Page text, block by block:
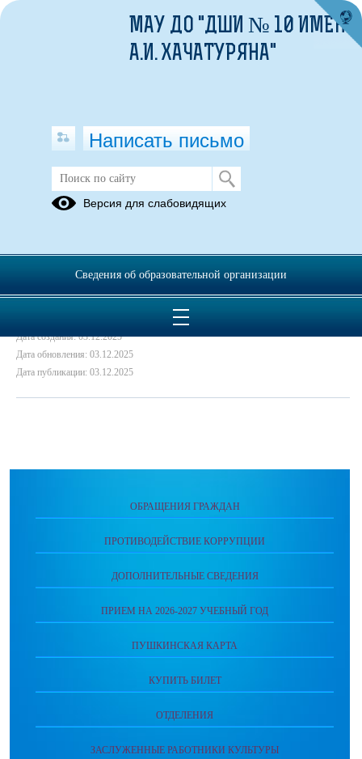
План на декабрь 2025
Дата создания: 03.12.2025
Дата обновления: 03.12.2025
Дата публикации: 03.12.2025
ОБРАЩЕНИЯ ГРАЖДАН
ПРОТИВОДЕЙСТВИЕ КОРРУПЦИИ
ДОПОЛНИТЕЛЬНЫЕ СВЕДЕНИЯ
ПРИЕМ НА 2026-2027 УЧЕБНЫЙ ГОД
ПУШКИНСКАЯ КАРТА
КУПИТЬ БИЛЕТ
ОТДЕЛЕНИЯ
ЗАСЛУЖЕННЫЕ РАБОТНИКИ КУЛЬТУРЫ
МАУ ДО "ДШИ № 10 ИМЕНИ
А.И. ХАЧАТУРЯНА"
Написать письмо
Версия для слабовидящих
Сведения об образовательной организации